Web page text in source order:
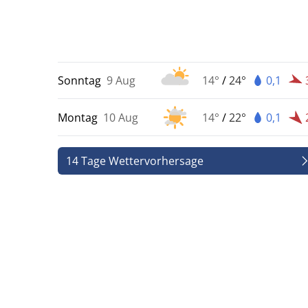
Sonntag 9 Aug 14° /24° 0,1
Montag 10 Aug 14° /22° 0,1
14 Tage Wettervorhersage